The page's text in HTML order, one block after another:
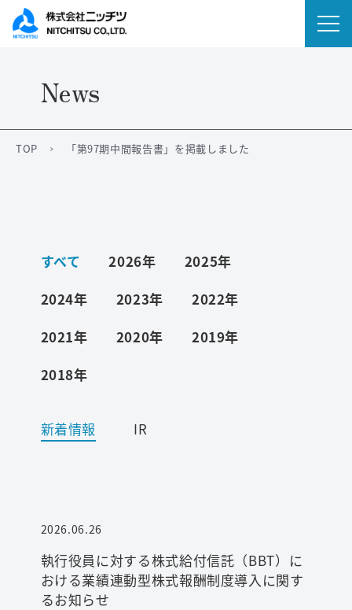
事業内容
サステナビリティ
採用情報
プライバシーポリシー
ご利用条件
TOP 「第97期中間報告書」を掲載しました
News
すべて 2026年
2025年
2024年
2023年
2022年
2021年
2020年
2019年
2018年
新着情報 IR
2026.06.26
執行役員に対する株式給付信託（BBT）に
おける業績連動型株式報酬制度導入に関す
るお知らせ